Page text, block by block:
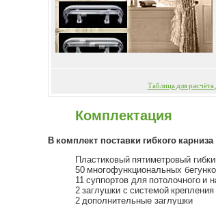
Таблица для
Комплектация
В комплект поставки гибкого
Пластиковый пятиметровый
50 многофункциональных
11 суппортов для потолочного и
2 заглушки с системой
2 дополнительные заглушки